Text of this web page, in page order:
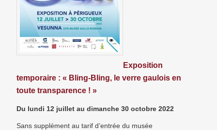
Exposition
temporaire : « Bling-Bling, le verre gaulois en
toute transparence ! »
Du lundi 12 juillet au dimanche 30 octobre 2022
Sans supplément au tarif d’entrée du musée